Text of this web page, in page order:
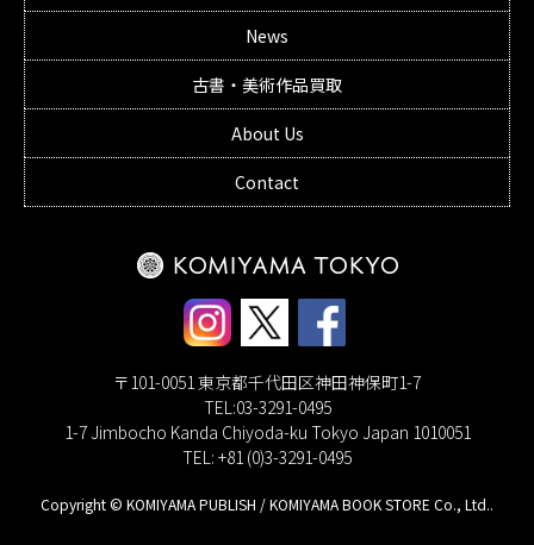
News
古書・美術作品買取
About Us
Contact
〒101-0051 東京都千代田区神田神保町1-7
TEL:03-3291-0495
1-7 Jimbocho Kanda Chiyoda-ku Tokyo Japan 1010051
TEL: +81 (0)3-3291-0495
Copyright © KOMIYAMA PUBLISH / KOMIYAMA BOOK STORE Co., Ltd..